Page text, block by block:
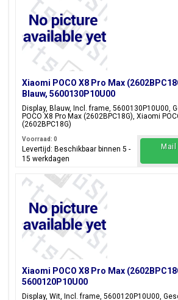
Xiaomi POCO X8 Pro Max
Blauw, 5600130P10U00
Display, Blauw, Incl. frame, 5600130P10U00,
POCO X8 Pro Max (2602BPC18G), Xiaomi
(2602BPC18G)
Voorraad: 0
Levertijd: Beschikbaar binnen 5 -
15 werkdagen
Xiaomi POCO X8 Pro Max
5600120P10U00
Display, Wit, Incl. frame, 5600120P10U00,